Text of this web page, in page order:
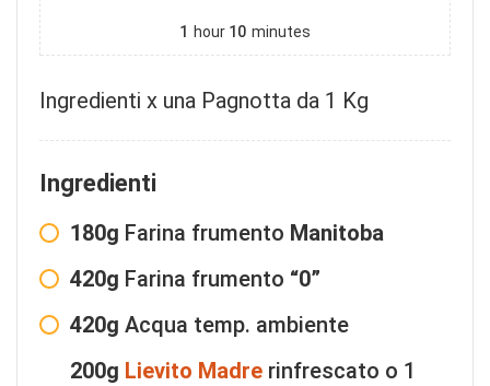
1 hour 10 minutes
Ingredienti x una Pagnotta da 1 Kg
Ingredienti
180g Farina frumento Manitoba
420g Farina frumento “0”
420g Acqua temp. ambiente
200g Lievito Madre rinfrescato o 1